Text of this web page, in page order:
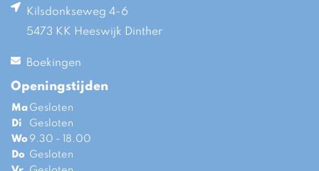
Kilsdonkseweg 4-6
5473 KK Heeswijk Dinther
Boekingen
Openingstijden
Ma Gesloten
Di
Gesloten
Wo 9.30 - 18.00
Do Gesloten